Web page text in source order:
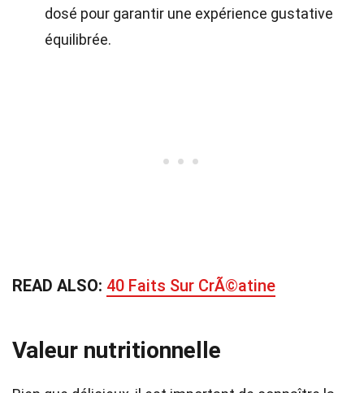
dosé pour garantir une expérience gustative
équilibrée.
READ ALSO: 40 Faits Sur CrÃ©atine
Valeur nutritionnelle